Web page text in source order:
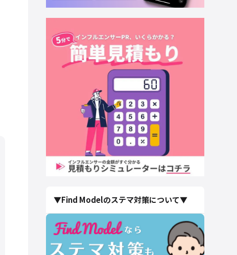
▼Find Modelのステマ対策について▼